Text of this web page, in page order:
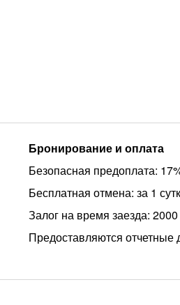
Бронирование и оплата
Безопасная предоплата:
Бесплатная отмена: за 1
Залог на время заезда:
Предоставляются отчетные